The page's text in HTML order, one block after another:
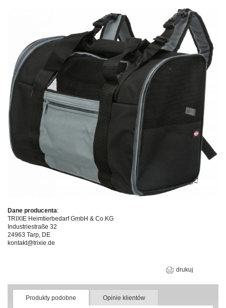
Dane producenta:
TRIXIE Heimtierbedarf GmbH & Co.KG
Industriestraße 32
24963 Tarp, DE
kontakt@trixie.de
drukuj
Produkty podobne Opinie klientów